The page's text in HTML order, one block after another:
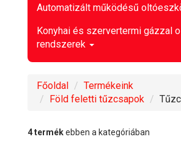
Automatizált működésű
Konyhai és szervertermi gázzal
rendszerek
Főoldal
Termékeink
Föld feletti tűzcsapok
4 termékebben a kategóriában